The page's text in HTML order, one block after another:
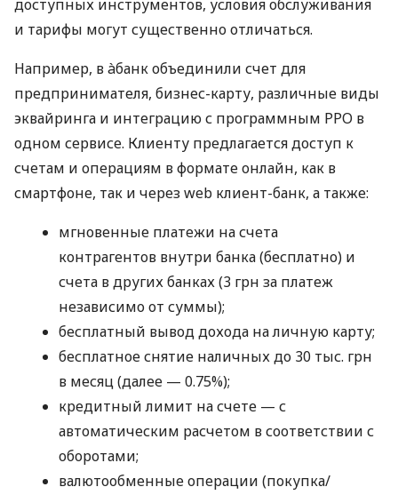
доступных инструментов, условия обслуживания
и тарифы могут существенно отличаться.
Например, в àбанк объединили счет для
предпринимателя, бизнес-карту, различные виды
эквайринга и интеграцию с программным РРО в
одном сервисе. Клиенту предлагается доступ к
счетам и операциям в формате онлайн, как в
смартфоне, так и через web клиент-банк, а также:
мгновенные платежи на счета
контрагентов внутри банка (бесплатно) и
счета в других банках (3 грн за платеж
независимо от суммы);
бесплатный вывод дохода на личную карту;
бесплатное снятие наличных до 30 тыс. грн
в месяц (далее — 0.75%);
кредитный лимит на счете — с
автоматическим расчетом в соответствии с
оборотами;
валютообменные операции (покупка/